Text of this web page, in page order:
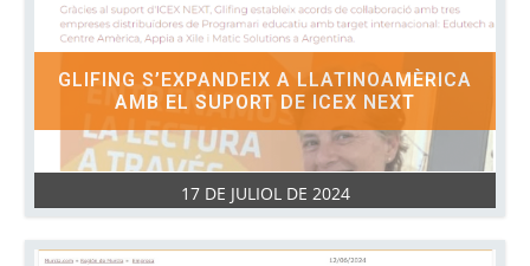
17 DE JULIOL DE 2024
GLIFING S’EXPANDEIX A LLATINOAMÈRICA
AMB EL SUPORT DE ICEX NEXT